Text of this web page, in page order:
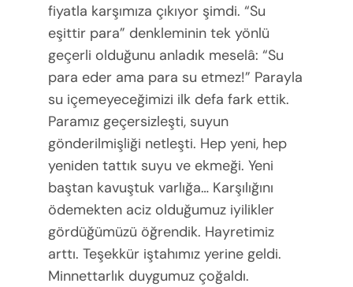
fiyatla karşımıza çıkıyor şimdi. “Su
eşittir para” denkleminin tek yönlü
geçerli olduğunu anladık meselâ: “Su
para eder ama para su etmez!” Parayla
su içemeyeceğimizi ilk defa fark ettik.
Paramız geçersizleşti, suyun
gönderilmişliği netleşti. Hep yeni, hep
yeniden tattık suyu ve ekmeği. Yeni
baştan kavuştuk varlığa… Karşılığını
ödemekten aciz olduğumuz iyilikler
gördüğümüzü öğrendik. Hayretimiz
arttı. Teşekkür iştahımız yerine geldi.
Minnettarlık duygumuz çoğaldı.